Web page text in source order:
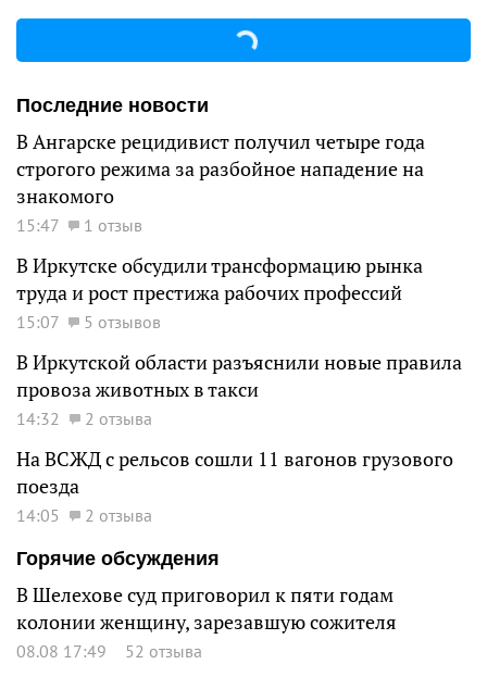
Последние новости
В Ангарске рецидивист получил четыре года
строгого режима за разбойное нападение на
знакомого
15:47 1 отзыв
В Иркутске обсудили трансформацию рынка
труда и рост престижа рабочих профессий
15:07 5 отзывов
В Иркутской области разъяснили новые правила
провоза животных в такси
14:32 2 отзыва
На ВСЖД с рельсов сошли 11 вагонов грузового
поезда
14:05
2 отзыва
Горячие обсуждения
В Шелехове суд приговорил к пяти годам
колонии женщину, зарезавшую сожителя
08.08 17:49 52 отзыва